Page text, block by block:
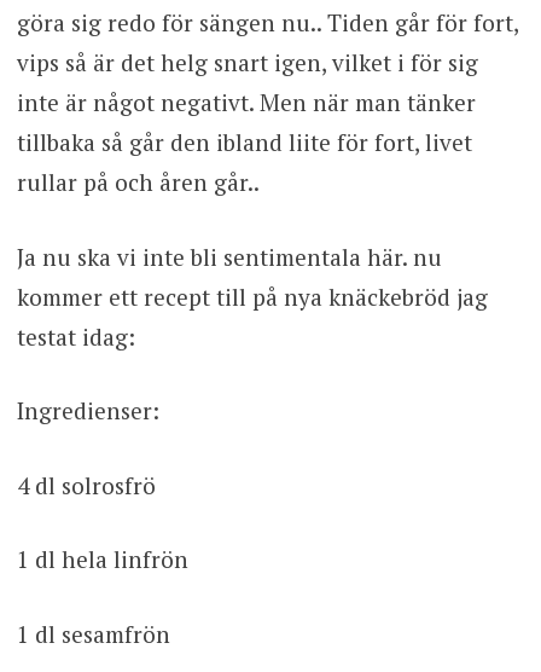
göra sig redo för sängen nu.. Tiden går för fort,
vips så är det helg snart igen, vilket i för sig
inte är något negativt. Men när man tänker
tillbaka så går den ibland liite för fort, livet
rullar på och åren går..
Ja nu ska vi inte bli sentimentala här. nu
kommer ett recept till på nya knäckebröd jag
testat idag:
Ingredienser:
4 dl solrosfrö
1 dl hela linfrön
1 dl sesamfrön